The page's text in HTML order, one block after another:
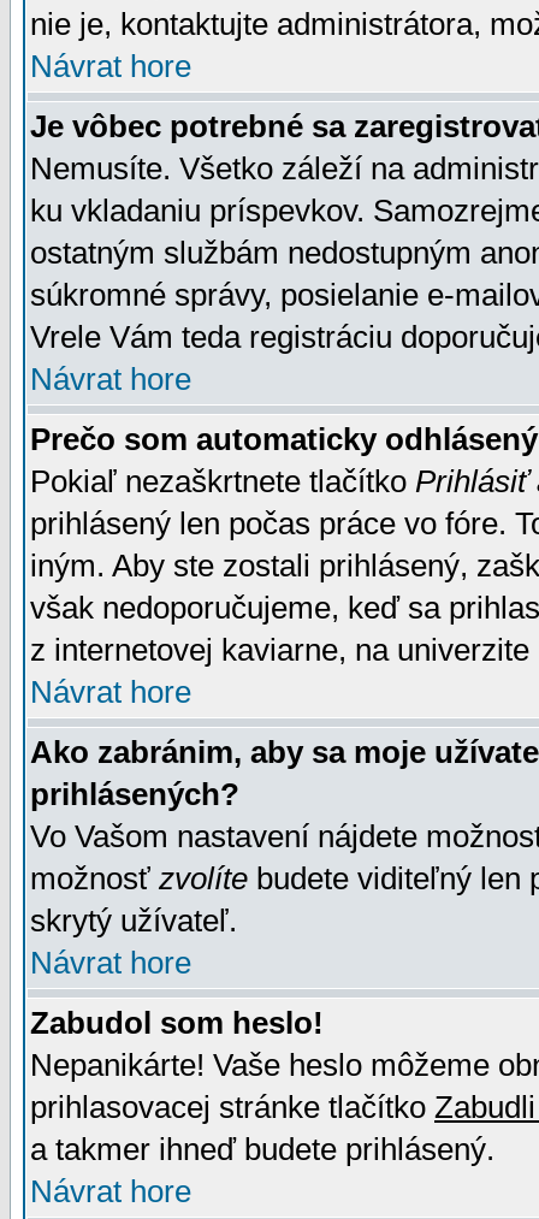
nie je, kontaktujte administrátora,
Návrat hore
Je vôbec potrebné sa
Nemusíte. Všetko záleží na
ku vkladaniu príspevkov.
ostatným službám nedostupným
súkromné správy, posielanie e-
Vrele Vám teda registráciu
Návrat hore
Prečo som automaticky
Pokiaľ nezaškrtnete tlačítko Prihlásiť
prihlásený len počas práce vo fóre.
iným. Aby ste zostali prihlásený,
však nedoporučujeme, keď sa
z internetovej kaviarne, na univerzite
Návrat hore
Ako zabránim, aby sa moje
prihlásených?
Vo Vašom nastavení nájdete
možnosť zvolíte budete viditeľný len
skrytý užívateľ.
Návrat hore
Zabudol som heslo!
Nepanikárte! Vaše heslo môžeme
prihlasovacej stránke tlačítko
a takmer ihneď budete prihlásený.
Návrat hore